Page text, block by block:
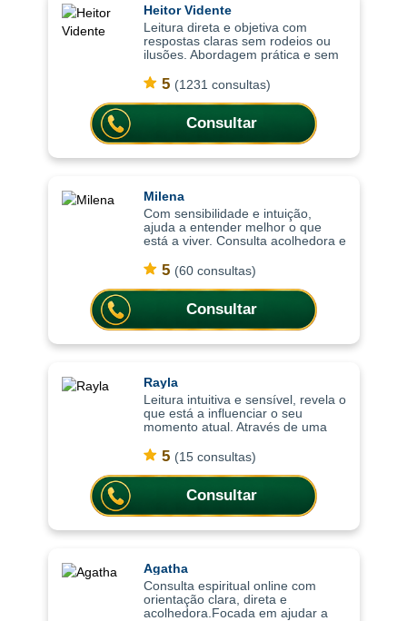
Heitor Vidente
Leitura direta e objetiva com
respostas claras sem rodeios ou
ilusões. Abordagem prática e sem
compreender situações de forma
clara, trazendo respostas diretas
para
5 (1231 consultas)
Consultar
Milena
Com sensibilidade e intuição,
ajuda a entender melhor o que
está a viver. Consulta acolhedora e
compreender situações com mais
profundidade, trazendo clareza
emoci
5 (60 consultas)
Consultar
Rayla
Leitura intuitiva e sensível, revela o
que está a influenciar o seu
momento atual. Através de uma
consultas ajudam a compreender
o momento atual, identificando inf
5 (15 consultas)
Consultar
Agatha
Consulta espiritual online com
orientação clara, direta e
acolhedora.Focada em ajudar a